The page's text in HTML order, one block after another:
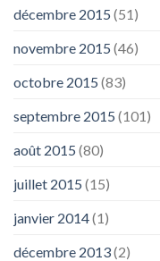
décembre 2015 (51)
novembre 2015 (46)
octobre 2015 (83)
septembre 2015 (101)
août 2015 (80)
juillet 2015 (15)
janvier 2014(1)
décembre 2013(2)